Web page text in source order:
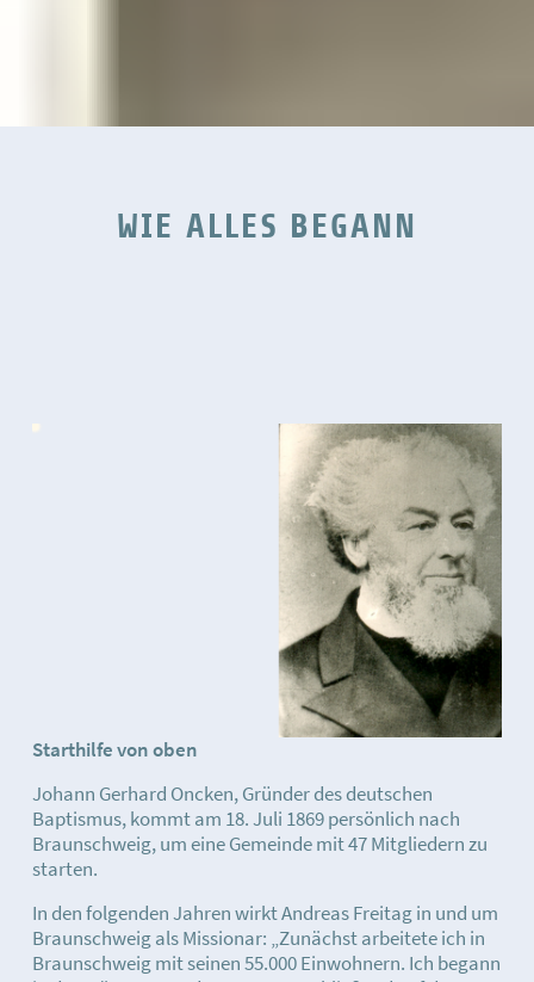
WIE ALLES BEGANN
Starthilfe von oben
Johann Gerhard Oncken, Gründer des deutschen
Baptismus, kommt am 18. Juli 1869 persönlich nach
Braunschweig, um eine Gemeinde mit 47 Mitgliedern zu
starten.
In den folgenden Jahren wirkt Andreas Freitag in und um
Braunschweig als Missionar: „Zunächst arbeitete ich in
Braunschweig mit seinen 55.000 Einwohnern. Ich begann